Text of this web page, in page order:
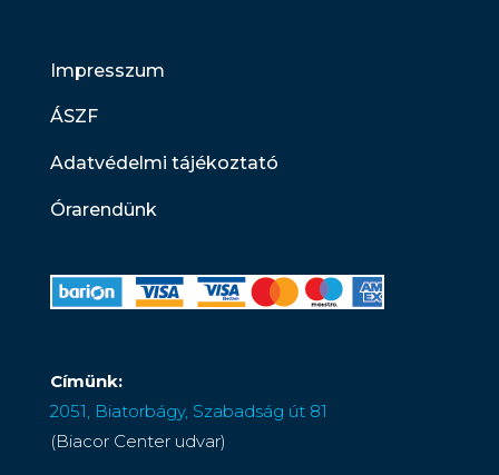
Impresszum
ÁSZF
Adatvédelmi tájékoztató
Órarendünk
Címünk:
2051, Biatorbágy, Szabadság út 81
(Biacor Center udvar)